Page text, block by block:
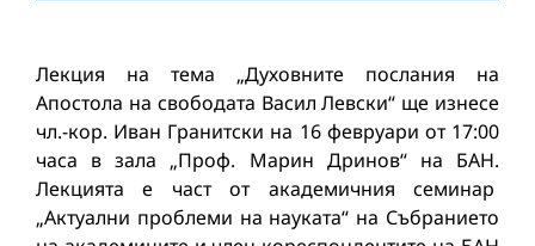
Лекция на тема „Духовните послания на
Апостола на свободата Васил Левски“ ще изнесе
чл.-кор. Иван Гранитски на 16 февруари от 17:00
часа в зала „Проф. Марин Дринов“ на БАН.
Лекцията е част от академичния семинар
„Актуални проблеми на науката“ на Събранието